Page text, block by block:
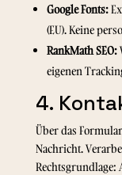
Google Fonts:
(EU). Keine
RankMath SEO:
eigenen
4.
Über das
Nachricht.
Rechtsgrundlage: